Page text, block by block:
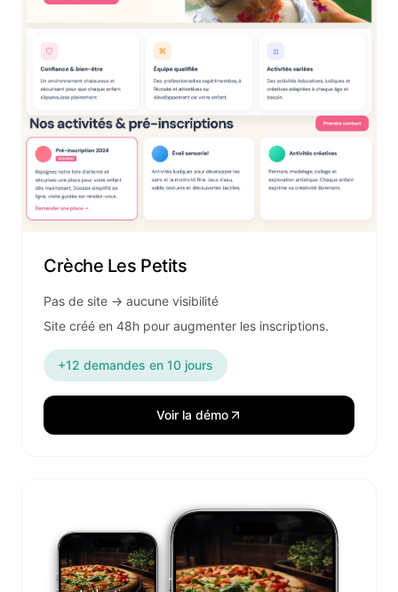
Crèche Les Petits
Pas de site → aucune visibilité
Site créé en 48h pour augmenter les inscriptions.
+12 demandes en 10 jours
Voir la démo